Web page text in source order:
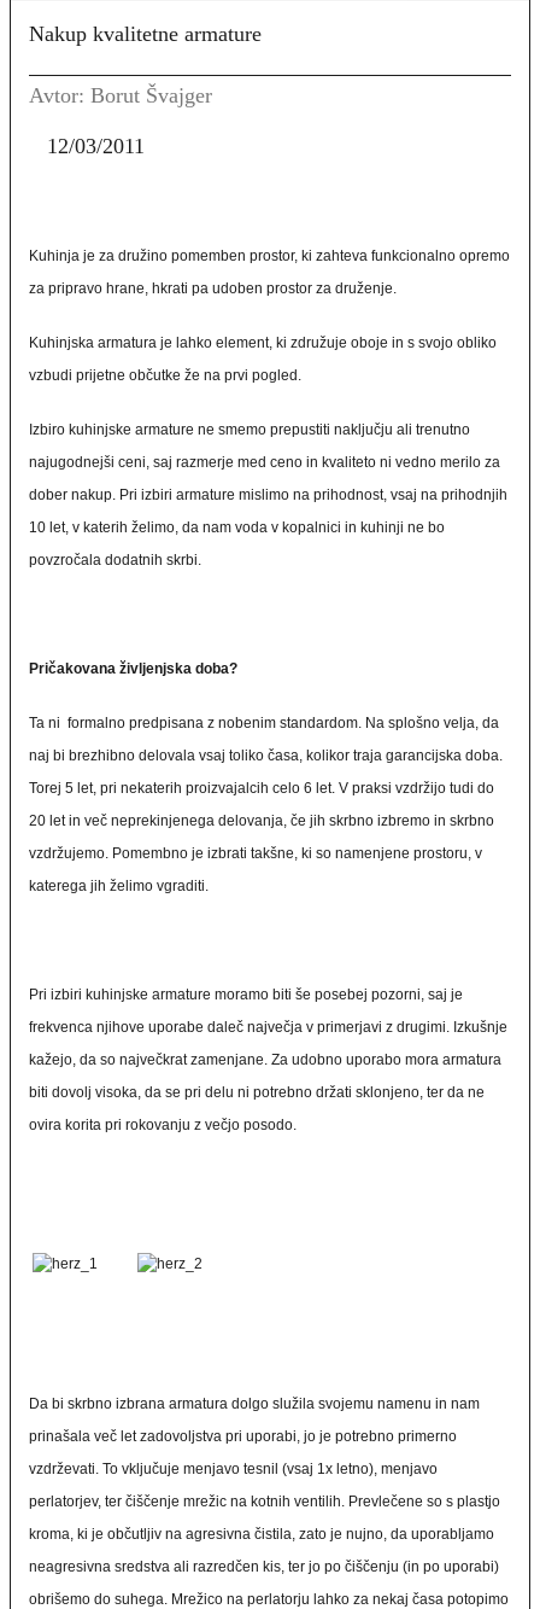
Nakup kvalitetne armature
Avtor: Borut Švajger
12/03/2011
Kuhinja je za družino pomemben prostor, ki zahteva funkcionalno opremo
za pripravo hrane, hkrati pa udoben prostor za druženje.
Kuhinjska armatura je lahko element, ki združuje oboje in s svojo obliko
vzbudi prijetne občutke že na prvi pogled.
Izbiro kuhinjske armature ne smemo prepustiti naključju ali trenutno
najugodnejši ceni, saj razmerje med ceno in kvaliteto ni vedno merilo za
dober nakup. Pri izbiri armature mislimo na prihodnost, vsaj na prihodnjih
10 let, v katerih želimo, da nam voda v kopalnici in kuhinji ne bo
povzročala dodatnih skrbi.
Pričakovana življenjska doba?
Ta ni formalno predpisana z nobenim standardom. Na splošno velja, da
naj bi brezhibno delovala vsaj toliko časa, kolikor traja garancijska doba.
Torej 5 let, pri nekaterih proizvajalcih celo 6 let. V praksi vzdržijo tudi do
20 let in več neprekinjenega delovanja, če jih skrbno izbremo in skrbno
vzdržujemo. Pomembno je izbrati takšne, ki so namenjene prostoru, v
katerega jih želimo vgraditi.
Pri izbiri kuhinjske armature moramo biti še posebej pozorni, saj je
frekvenca njihove uporabe daleč največja v primerjavi z drugimi. Izkušnje
kažejo, da so največkrat zamenjane. Za udobno uporabo mora armatura
biti dovolj visoka, da se pri delu ni potrebno držati sklonjeno, ter da ne
ovira korita pri rokovanju z večjo posodo.
Da bi skrbno izbrana armatura dolgo služila svojemu namenu in nam
prinašala več let zadovoljstva pri uporabi, jo je potrebno primerno
vzdrževati. To vključuje menjavo tesnil (vsaj 1x letno), menjavo
perlatorjev, ter čiščenje mrežic na kotnih ventilih. Prevlečene so s plastjo
kroma, ki je občutljiv na agresivna čistila, zato je nujno, da uporabljamo
neagresivna sredstva ali razredčen kis, ter jo po čiščenju (in po uporabi)
obrišemo do suhega. Mrežico na perlatorju lahko za nekaj časa potopimo